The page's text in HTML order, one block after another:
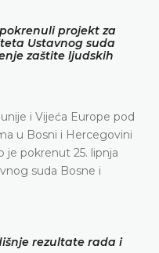
projekt za
Ustavnog suda
zaštite ljudskih
i Vijeća Europe pod
u Bosni i Hercegovini
je pokrenut 25. lipnja
suda Bosne i
rezultate rada i